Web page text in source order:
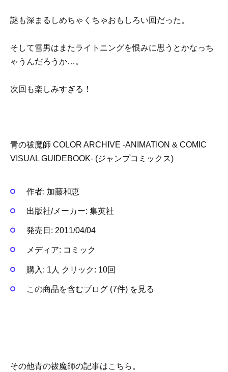
謎も深まるしめちゃくちゃおもしろい回だった。
そして雪男はまたライトニングを恨みに思うとかなっち
ゃうんだろうか…。
次回も楽しみすぎる！
青の祓魔師 COLOR ARCHIVE ‐ANIMATION & COMIC
VISUAL GUIDEBOOK‐ (ジャンプコミックス)
作者: 加藤和恵
出版社/メーカー: 集英社
発売日: 2011/04/04
メディア: コミック
購入 : 1人 クリック: 10回
この商品を含むブログ (7件) を見る
その他青の祓魔師の記事はこちら。